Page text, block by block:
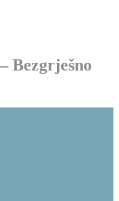
Bezgrješno